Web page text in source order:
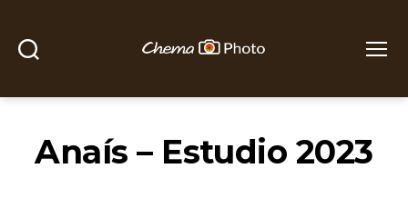
Photo
Anaís – Estudio 2023